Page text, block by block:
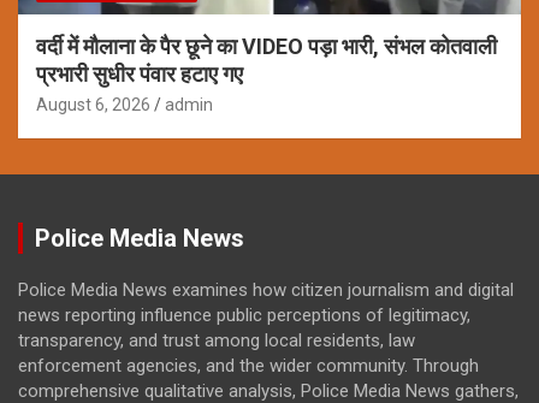
वर्दी में मौलाना के पैर छूने का VIDEO पड़ा भारी, संभल कोतवाली
प्रभारी सुधीर पंवार हटाए गए
August 6, 2026 admin
Police Media News
Police Media News examines how citizen journalism and digital
news reporting influence public perceptions of legitimacy,
transparency, and trust among local residents, law
enforcement agencies, and the wider community. Through
comprehensive qualitative analysis, Police Media News gathers,